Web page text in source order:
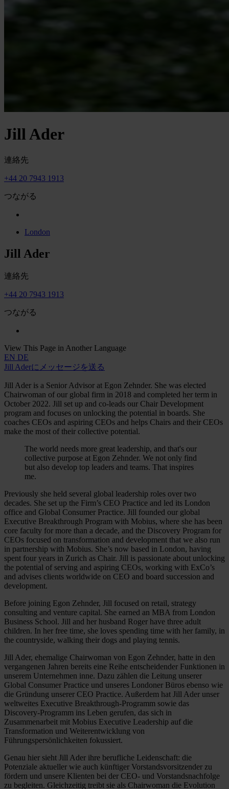
Jill Ader
連絡先
+44 20 7943 1913
つながる
London
Jill Ader
連絡先
+44 20 7943 1913
つながる
View This Page in Another Language
EN DE
Jill Aderにメッセージを送る
Jill Ader is a Senior Advisor at Egon Zehnder. She was elected
Chairwoman of our global firm in 2018 and completed her term in
October 2022. Jill set up and co-leads our Chair Development
program and focuses on unlocking the potential in boards. She
coaches CEOs and aspiring CEOs and helps Chairs and their CEOs
make the most of their collective potential.
The world needs more great leadership, and that's our
collective purpose at Egon Zehnder. We not only find
but also develop top leaders and teams. That inspires
me.
Previously she held several global leadership roles over two
decades. She set up the Firm’s CEO Practice and led its London
office and Global Consumer Practice. Jill founded our global
Executive Breakthrough Program with Mobius, where she has been
core faculty for more than a decade, and the Discovery Program for
CEOs focused on transformation and development that we also run
in partnership with Mobius. She’s now based in London, having
spent four years in Zurich as Chair. Jill is passionate about unlocking
the potential of serving and aspiring CEOs, working with ExCo’s
and advises clients worldwide on CEO and board succession and
development.
Before joining Egon Zehnder, Jill focused on retail, strategy
consulting and venture capital. She earned an MBA from London
Business School. Jill and her husband Roger have three adult
children. In her free time, she loves spending time with her family, in
the countryside, walking their dogs and playing tennis.
Jill Ader, ehemalige Chairwoman von Egon Zehnder, hatte in den
vergangenen Jahren bereits eine Reihe entscheidender Funktionen in
unserem Unternehmen inne. Dazu zählen die Leitung unserer
Global Consumer Practice und unseres Londoner Büros ebenso wie
die Gründung unserer CEO Practice. Außerdem hat Jill Ader unser
weltweites Executive Breakthrough-Programm sowie das
Discovery-Programm ins Leben gerufen, das sich in
Zusammenarbeit mit Mobius Executive Leadership auf die
Transformation und Weiterentwicklung von
Führungspersönlichkeiten fokussiert.
Genau hier sieht Jill Ader ihre berufliche Leidenschaft: die
Potenziale aktueller wie auch künftiger Vorstandsvorsitzender zu
fördern und unsere Klienten bei der CEO- und Vorstandsnachfolge
zu begleiten. Gleichzeitig treibt sie als Chairwoman die Evolution